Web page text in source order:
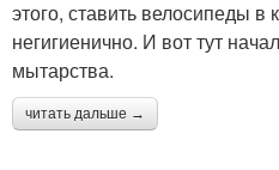
этого, ставить велосипеды в
негигиенично. И вот тут
мытарства.
читать дальше →